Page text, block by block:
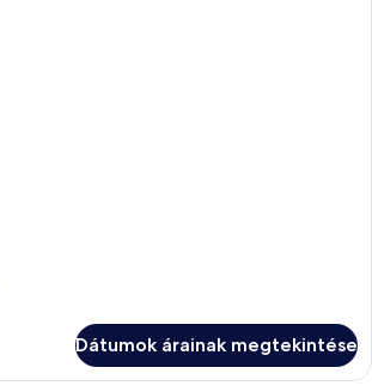
Dátumok árainak megtekintése